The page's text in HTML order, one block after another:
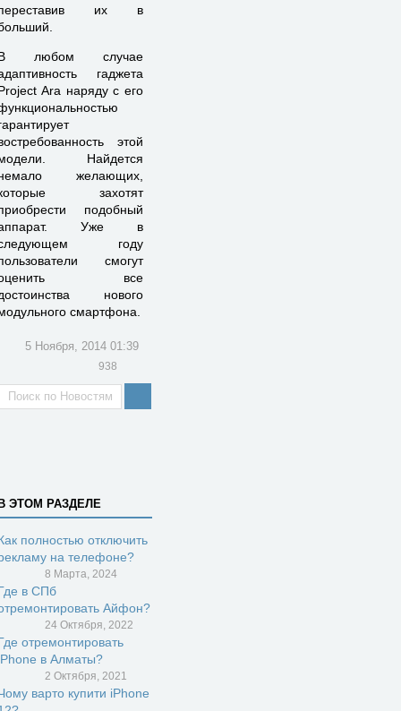
их в
любом случае
гаджета
Ara наряду с его
этой
Найдется
желающих,
захотят
подобный
Уже в
году
смогут
все
нового
смартфона.
5 Ноября, 2014 01:39
938
ЭТОМ РАЗДЕЛЕ
полностью отключить
на телефоне?
8 Марта, 2024
в СПб
Айфон?
24 Октября, 2022
отремонтировать
в Алматы?
2 Октября, 2021
варто купити iPhone